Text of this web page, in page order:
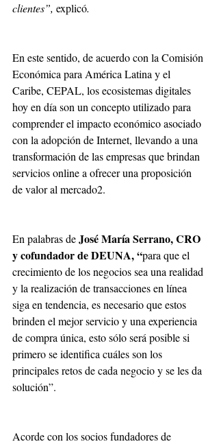
clientes”, explicó.
En este sentido, de acuerdo con la Comisión
Económica para América Latina y el
Caribe, CEPAL, los ecosistemas digitales
hoy en día son un concepto utilizado para
comprender el impacto económico asociado
con la adopción de Internet, llevando a una
transformación de las empresas que brindan
servicios online a ofrecer una proposición
de valor al mercado2.
En palabras de José María Serrano, CRO
y cofundador de DEUNA, “para que el
crecimiento de los negocios sea una realidad
y la realización de transacciones en línea
siga en tendencia, es necesario que estos
brinden el mejor servicio y una experiencia
de compra única, esto sólo será posible si
primero se identifica cuáles son los
principales retos de cada negocio y se les da
solución”.
Acorde con los socios fundadores de